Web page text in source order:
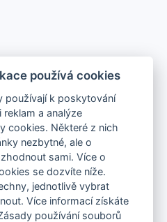
používá cookies
používají k poskytování
a analýze
cookies. Některé z nich
nezbytné, ale o
sami. Více o
se dozvíte níže.
jednotlivě vybrat
Více informací získáte
používání souborů